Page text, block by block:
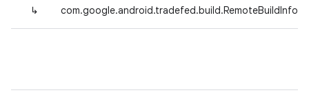
↳ com.google.android.tradefed.build.RemoteBuildInfo